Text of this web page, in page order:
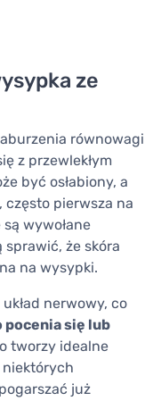
ze
równowagi
z przewlekłym
być osłabiony, a
często pierwsza na
wywołane
że skóra
na wysypki.
nerwowy, co
pocenia się lub
tworzy idealne
niektórych
już